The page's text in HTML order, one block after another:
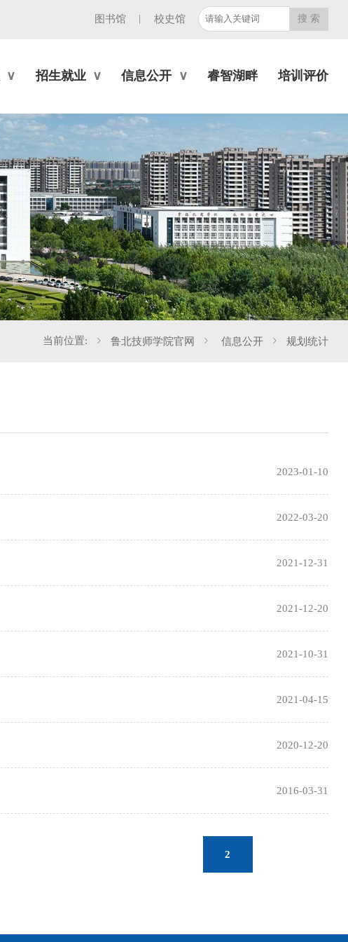
图书馆 | 校史馆
招生就业 信息公开 睿智湖畔 培训评价
当前位置: 鲁北技师学院官网 信息公开 规划统计
2023-01-10
2022-03-20
2021-12-31
2021-12-20
2021-10-31
2021-04-15
2020-12-20
2016-03-31
2